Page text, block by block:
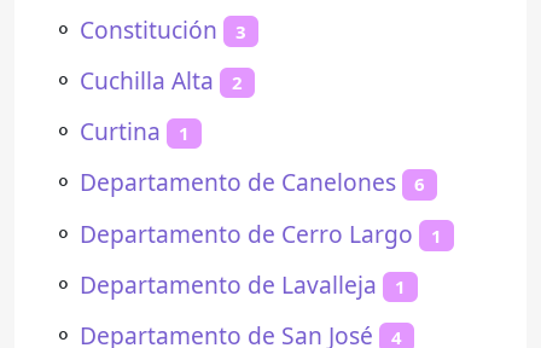
⚬ Constitución 3
⚬ Cuchilla Alta 2
⚬ Curtina 1
⚬ Departamento de Canelones 6
⚬ Departamento de Cerro Largo 1
⚬ Departamento de Lavalleja 1
⚬ Departamento de San José 4